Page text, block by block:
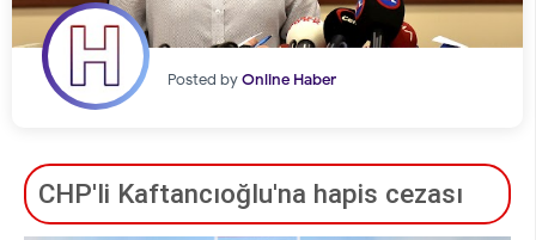
Posted byOnline Haber
CHP'li Kaftancıoğlu'na hapis cezası